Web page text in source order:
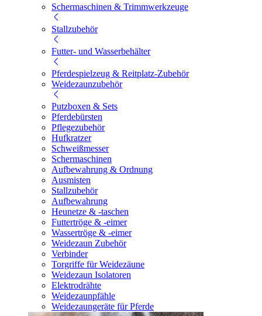
Schermaschinen & Trimmwerkzeuge
Stallzubehör
Futter- und Wasserbehälter
Pferdespielzeug & Reitplatz-Zubehör
Weidezaunzubehör
Putzboxen & Sets
Pferdebürsten
Pflegezubehör
Hufkratzer
Schweißmesser
Schermaschinen
Aufbewahrung & Ordnung
Ausmisten
Stallzubehör
Aufbewahrung
Heunetze & -taschen
Futtertröge & -eimer
Wassertröge & -eimer
Weidezaun Zubehör
Verbinder
Torgriffe für Weidezäune
Weidezaun Isolatoren
Elektrodrähte
Weidezaunpfähle
Weidezaungeräte für Pferde